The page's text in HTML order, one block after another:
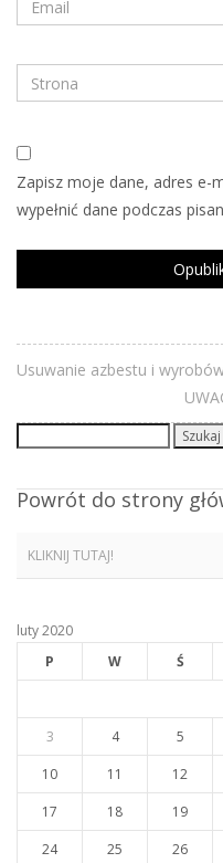
Zapisz moje dane, adres e-
wypełnić dane podczas
Usuwanie azbestu i
Powrót do strony
KLIKNIJ TUTAJ!
luty 2020
P
W Ś
3
4 5
10
11 12
17
18 19
24
25 26